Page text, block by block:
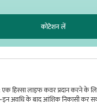
कोटेशन लें
हिस्सा लाइफ कवर प्रदान करने के
के बाद आंशिक निकासी कर सकते